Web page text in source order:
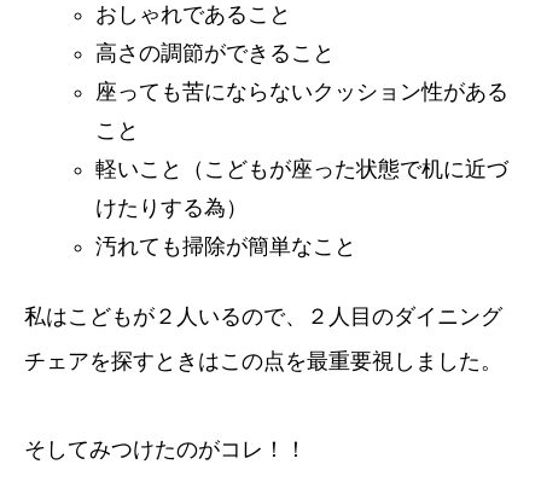
おしゃれであること
高さの調節ができること
座っても苦にならないクッション性がある
こと
軽いこと（こどもが座った状態で机に近づ
けたりする為）
汚れても掃除が簡単なこと
私はこどもが２人いるので、２人目のダイニング
チェアを探すときはこの点を最重要視しました。
そしてみつけたのがコレ！！